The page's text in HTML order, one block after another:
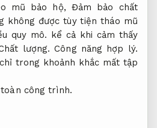
mũ bảo hộ, Đảm bảo chất
không được tùy tiện tháo mũ
quy mô. kể cả khi cảm thấy
lượng. Công năng hợp lý.
trong khoảnh khắc mất tập
công trình.